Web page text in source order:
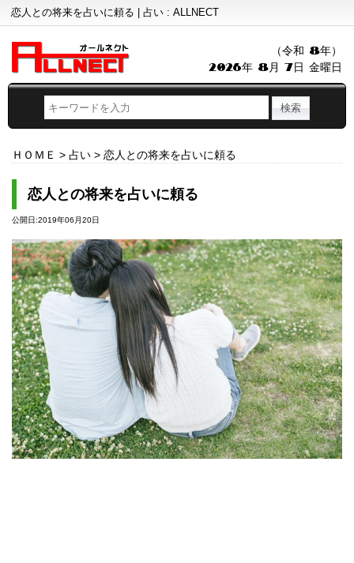
恋人との将来を占いに頼る | 占い : ALLNECT
（令和 8年）
2026年 8月 7日 金曜日
ＨＯＭＥ > 占い > 恋人との将来を占いに頼る
恋人との将来を占いに頼る
公開日:2019年06月20日